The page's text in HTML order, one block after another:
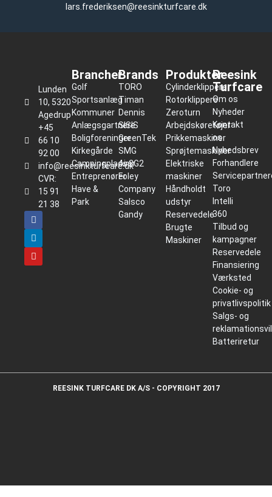
lars.frederiksen@reesinkturfcare.dk
Lunden
10, 5320
Agedrup
+45
66 10
92 00
info@reesinkturfcare.dk
CVR:
15 91
21 38
Brancher
Golf
Sportsanlæg
Kommuner
Anlægsgartnere
Boligforeninger
Kirkegårde
Campingpladser
Entreprenører
Have &
Park
Brands
TORO
Timan
Dennis
SISIS
GreenTek
SMG
Air2G2
Foley
Company
Salsco
Gandy
Produkter
Cylinderklippere
Rotorklippere
Zeroturn
Arbejdskøretøjer
Prikkemaskiner
Sprøjtemaskiner
Elektriske
maskiner
Håndholdt
udstyr
Reservedele
Brugte
Maskiner
Reesink
Turfcare
Om os
Nyheder
Kontakt
os
Nyhedsbrev
Forhandlere
Toro
Intelli
360
Tilbud og
kampagner
Reservedele
Finansiering
Værksted
Cookie- og
privatlivspolitik
Salgs- og
Batteriretur
REESINK TURFCARE DK A/S - COPYRIGHT 2017